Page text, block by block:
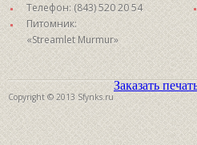
Телефон: (843) 520 20 54
Питомник:
«Streamlet Murmur»
Copyright © 2013 Sfynks.ru
Заказать